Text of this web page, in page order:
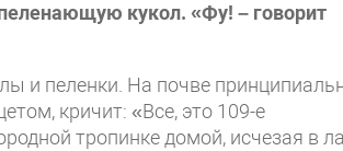
кукол. «Фу! – говорит
и пеленки. На почве
кричит: «Все, это 109-е
тропинке домой, исчезая в